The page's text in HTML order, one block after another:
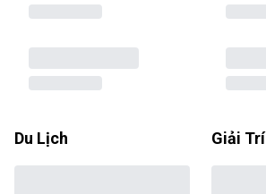
Du Lịch Giải Trí